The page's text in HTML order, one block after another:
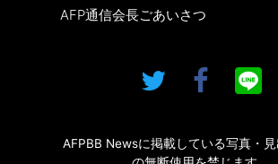
AFP通信会長ごあいさつ
AFPBB Newsに掲載している写真・